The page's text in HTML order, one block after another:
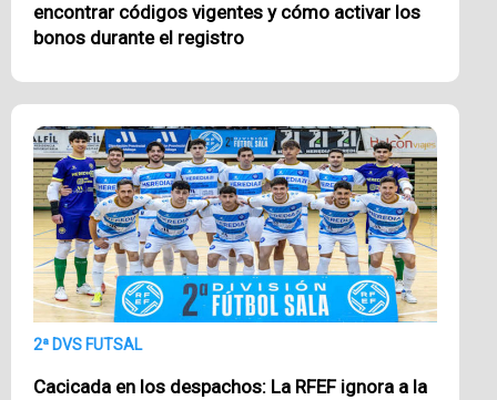
encontrar códigos vigentes y cómo activar los
bonos durante el registro
2ª DVS FUTSAL
Cacicada en los despachos: La RFEF ignora a la